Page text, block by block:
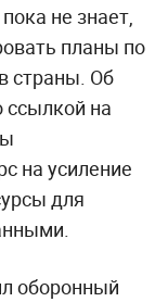
не знает,
планы по
страны. Об
ссылкой на
на усиление
для
оборонный